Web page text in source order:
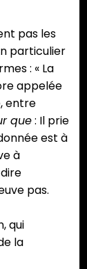
pas les
particulier
: « La
appelée
entre
que: Il prie
est à
à
pas.
qui
la